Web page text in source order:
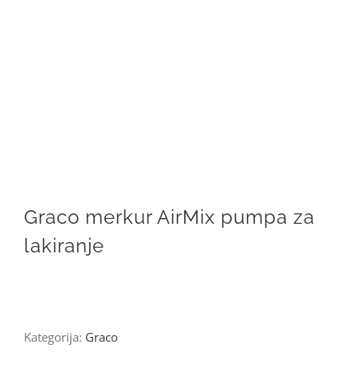
Graco merkur AirMix pumpa za
lakiranje
Kategorija: Graco